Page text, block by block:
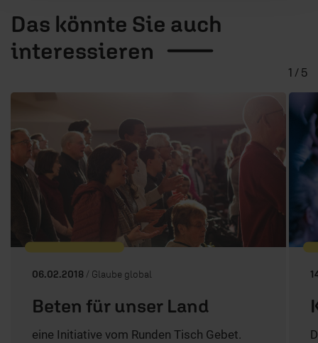
Das könnte Sie auch
interessieren
06.02.2018 / Glaube global
Beten für unser Land
eine Initiative vom Runden Tisch Gebet.
1 / 5